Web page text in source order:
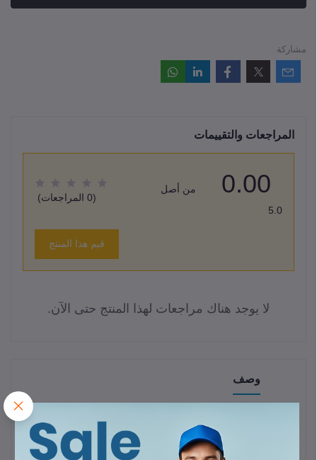
مشاركة
المراجعات والتقييمات
0.00
من أصل
5.0
(0 المراجعات)
قيم هذا المنتج
لا يوجد هناك مراجعات لهذا المنتج حتى الآن.
وصف
التفاصيل